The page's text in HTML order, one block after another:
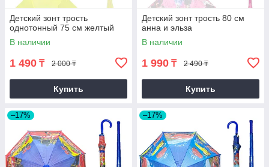
Детский зонт трость
однотонный 75 см желтый
В наличии
1 490 ₸ 2 000 ₸
Купить
Детский зонт трость 80 см
анна и эльза
В наличии
1 990 ₸ 2 490 ₸
Купить
–17% –17%